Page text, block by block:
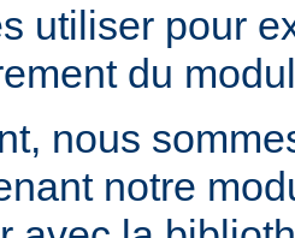
utiliser pour
du
nous
notre